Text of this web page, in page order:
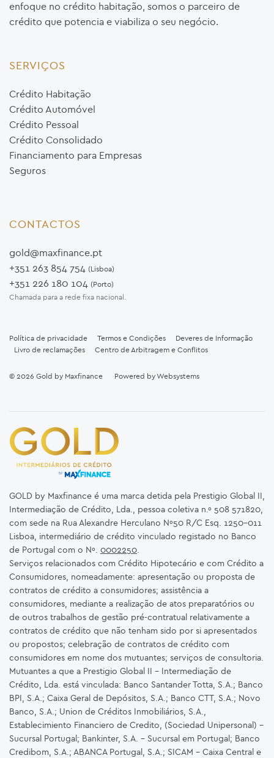
enfoque no crédito habitação, somos o parceiro de
crédito que potencia e viabiliza o seu negócio.
SERVIÇOS
Crédito Habitação
Crédito Automóvel
Crédito Pessoal
Crédito Consolidado
Financiamento para Empresas
Seguros
CONTACTOS
gold@maxfinance.pt
+351 263 854 754 (Lisboa)
+351 226 180 104 (Porto)
Chamada para a rede fixa nacional.
Política de privacidade Termos e Condições
Deveres de Informação
Livro de reclamações
Centro de Arbitragem e Conflitos
© 2026 Gold by Maxfinance Powered byWebsystems
GOLD by Maxfinance é uma marca detida pela Prestigio Global II,
Intermediação de Crédito, Lda., pessoa coletiva n.º 508 571820,
com sede na Rua Alexandre Herculano Nº50 R/C Esq. 1250-011
Lisboa, intermediário de crédito vinculado registado no Banco
de Portugal com o Nº. 0002250.
Serviços relacionados com Crédito Hipotecário e com Crédito a
Consumidores, nomeadamente: apresentação ou proposta de
contratos de crédito a consumidores; assistência a
consumidores, mediante a realização de atos preparatórios ou
de outros trabalhos de gestão pré-contratual relativamente a
contratos de crédito que não tenham sido por si apresentados
ou propostos; celebração de contratos de crédito com
consumidores em nome dos mutuantes; serviços de consultoria.
Mutuantes a que a Prestigio Global II – Intermediação de
Crédito, Lda. está vinculada: Banco Santander Totta, S.A.; Banco
BPI, S.A.; Caixa Geral de Depósitos, S.A.; Banco CTT, S.A.; Novo
Banco, S.A.; Union de Créditos Inmobiliários, S.A.,
Establecimiento Financiero de Credito, (Sociedad Unipersonal) -
Sucursal Portugal; Bankinter, S.A. – Sucursal em Portugal; Banco
Credibom, S.A.; ABANCA Portugal, S.A.; SICAM - Caixa Central e